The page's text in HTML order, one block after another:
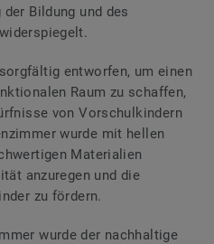
Bildung und des
entworfen, um einen
Raum zu schaffen,
von Vorschulkindern
wurde mit hellen
Materialien
anzuregen und die
zu fördern.
wurde der nachhaltige